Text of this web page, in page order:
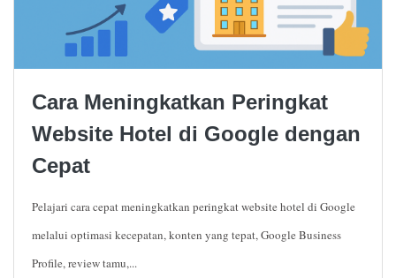
Cara Meningkatkan Peringkat
Website Hotel di Google dengan
Cepat
Pelajari cara cepat meningkatkan peringkat website hotel di Google
melalui optimasi kecepatan, konten yang tepat, Google Business
Profile, review tamu,...